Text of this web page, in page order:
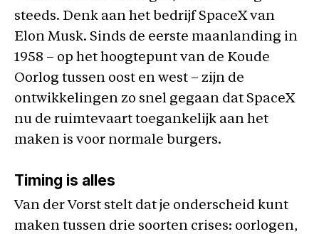
steeds. Denk aan het bedrijf SpaceX van
Elon Musk. Sinds de eerste maanlanding in
1958 – op het hoogtepunt van de Koude
Oorlog tussen oost en west – zijn de
ontwikkelingen zo snel gegaan dat SpaceX
nu de ruimtevaart toegankelijk aan het
maken is voor normale burgers.
Timing is alles
Van der Vorst stelt dat je onderscheid kunt
maken tussen drie soorten crises: oorlogen,